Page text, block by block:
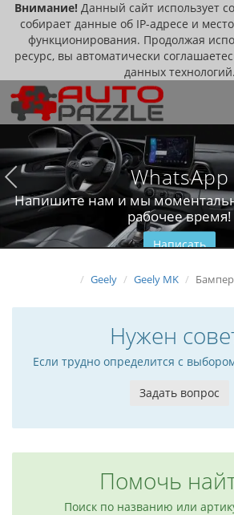
Внимание! Данный сайт использует
собирает данные об IP-адресе и
функционирования. Продолжая
ресурс, вы автоматически
данных технологий.
WhatsApp
Напишите нам и мы
рабочее время!
Написать
Geely Geely MK
Нужен
Если трудно определится с
Задать вопрос
Помочь
Поиск по названию или